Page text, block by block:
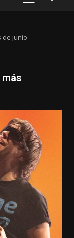
PRIMARY
de junio